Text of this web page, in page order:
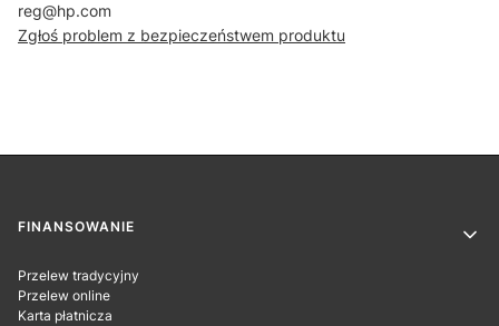
reg@hp.com
Zgłoś problem z bezpieczeństwem produktu
Linki w stopce
FINANSOWANIE
Przelew tradycyjny
Przelew online
Karta płatnicza